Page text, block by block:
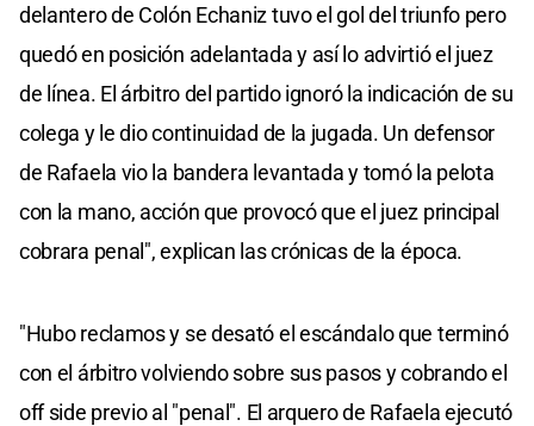
delantero de Colón Echaniz tuvo el gol del triunfo pero
quedó en posición adelantada y así lo advirtió el juez
de línea. El árbitro del partido ignoró la indicación de su
colega y le dio continuidad de la jugada. Un defensor
de Rafaela vio la bandera levantada y tomó la pelota
con la mano, acción que provocó que el juez principal
cobrara penal", explican las crónicas de la época.
"Hubo reclamos y se desató el escándalo que terminó
con el árbitro volviendo sobre sus pasos y cobrando el
off side previo al "penal". El arquero de Rafaela ejecutó